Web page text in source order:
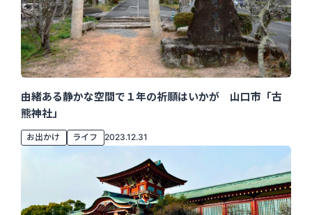
由緒ある静かな空間で１年の祈願はいかが 山口市「古
熊神社」
お出かけ ライフ 2023.12.31